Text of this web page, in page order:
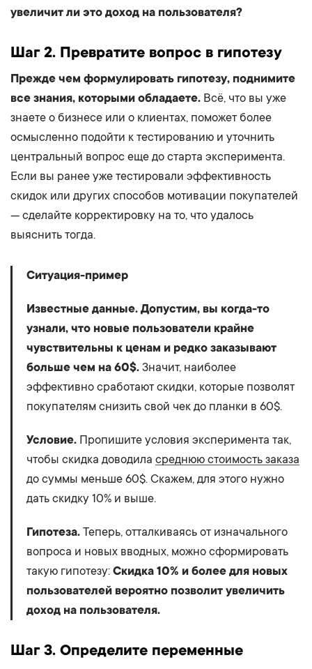
увеличит ли это доход на пользователя?
Шаг 2. Превратите вопрос в гипотезу
Прежде чем формулировать гипотезу, поднимите
все знания, которыми обладаете. Всё, что вы уже
знаете о бизнесе или о клиентах, поможет более
осмысленно подойти к тестированию и уточнить
центральный вопрос еще до старта эксперимента.
Если вы ранее уже тестировали эффективность
скидок или других способов мотивации покупателей
— сделайте корректировку на то, что удалось
выяснить тогда.
Ситуация-пример
Известные данные. Допустим, вы когда-то
узнали, что новые пользователи крайне
чувствительны к ценам и редко заказывают
больше чем на 60$. Значит, наиболее
эффективно сработают скидки, которые позволят
покупателям снизить свой чек до планки в 60$.
Условие. Пропишите условия эксперимента так,
чтобы скидка доводила среднюю стоимость заказа
до суммы меньше 60$. Скажем, для этого нужно
дать скидку 10% и выше.
Гипотеза. Теперь, отталкиваясь от изначального
вопроса и новых вводных, можно сформировать
такую гипотезу: Скидка 10% и более для новых
пользователей вероятно позволит увеличить
доход на пользователя.
Шаг 3. Определите переменные